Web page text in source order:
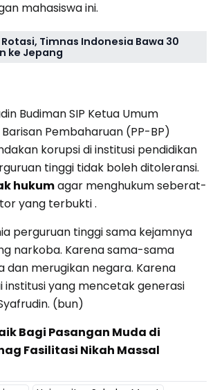
mahasiswa ini.
Timnas Indonesia Bawa 30
ke Jepang
Budiman SIP Ketua Umum
Pembaharuan (PP-BP)
korupsi di institusi pendidikan
tinggi tidak boleh ditoleransi.
hukumagar menghukum seberat-
yang terbukti .
perguruan tinggi sama kejamnya
narkoba. Karena sama-sama
dan merugikan negara. Karena
institusi yang mencetak generasi
(bun)
Bagi Pasangan Muda di
Fasilitasi Nikah Massal